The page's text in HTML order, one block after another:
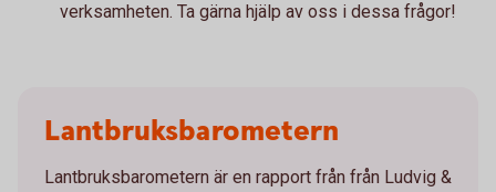
verksamheten. Ta gärna hjälp av oss i dessa frågor!
Lantbruksbarometern
Lantbruksbarometern är en rapport från från Ludvig &